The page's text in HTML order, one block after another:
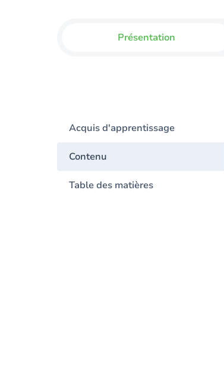
Présentation
Acquis d'apprentissage
Contenu
Table des matières